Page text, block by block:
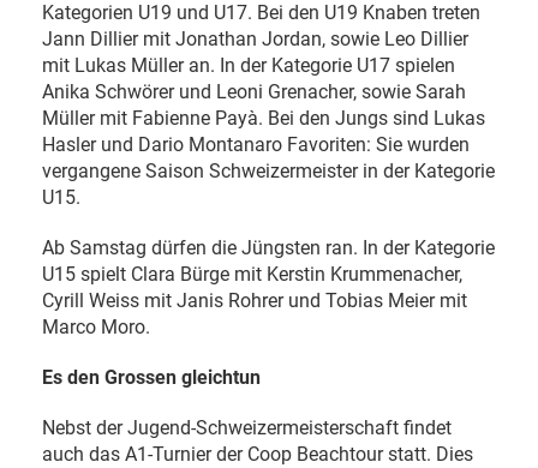
Kategorien U19 und U17. Bei den U19 Knaben treten
Jann Dillier mit Jonathan Jordan, sowie Leo Dillier
mit Lukas Müller an. In der Kategorie U17 spielen
Anika Schwörer und Leoni Grenacher, sowie Sarah
Müller mit Fabienne Payà. Bei den Jungs sind Lukas
Hasler und Dario Montanaro Favoriten: Sie wurden
vergangene Saison Schweizermeister in der Kategorie
U15.
Ab Samstag dürfen die Jüngsten ran. In der Kategorie
U15 spielt Clara Bürge mit Kerstin Krummenacher,
Cyrill Weiss mit Janis Rohrer und Tobias Meier mit
Marco Moro.
Es den Grossen gleichtun
Nebst der Jugend-Schweizermeisterschaft findet
auch das A1-Turnier der Coop Beachtour statt. Dies